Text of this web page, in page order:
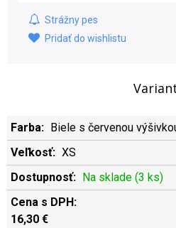
Strážny pes
Pridať do wishlistu
Biele s červenou
XS
Na sklade (3 ks)
16,30 €